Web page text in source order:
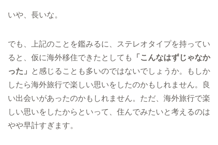
いや、長いな。
でも、上記のことを鑑みるに、ステレオタイプを持ってい
ると、仮に海外移住できたとしても
「こんなはずじゃなか
った」
と感じることも多いのではないでしょうか。もしか
したら海外旅行で楽しい思いをしたのかもしれません。良
い出会いがあったのかもしれません。ただ、海外旅行で楽
しい思いをしたからといって、住んでみたいと考えるのは
やや早計すぎます。